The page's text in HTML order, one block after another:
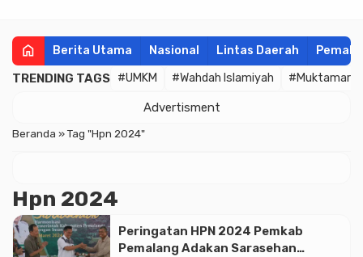
home Berita Utama Nasional Lintas Daerah
TRENDING TAGS #UMKM #Wahdah Islamiyah #Muktamar
Advertisment
Beranda »Tag "Hpn 2024"
Hpn 2024
Peringatan HPN 2024 Pemkab
Pemalang Adakan Sarasehan